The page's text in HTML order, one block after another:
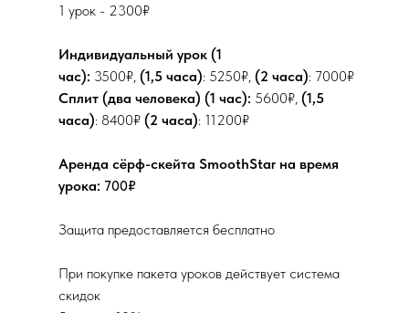
1 урок - 2300₽
Индивидуальный урок (1
час): 3500₽, (1,5 часа): 5250₽, (2 часа): 7000₽
Сплит (два человека) (1 час): 5600₽, (1,5
часа): 8400₽ (2 часа): 11200₽
Аренда сёрф-скейта SmoothStar на время
урока: 700₽
Защита предоставляется бесплатно
При покупке пакета уроков действует система
скидок